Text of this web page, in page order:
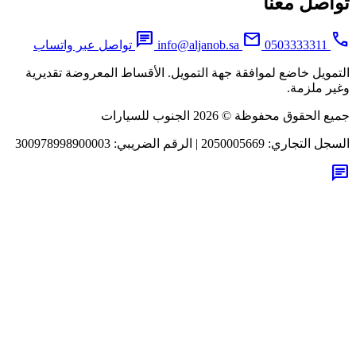
0503333311
mail
info@aljanob.sa
chatتواصل عبر واتساب
خاضع لموافقة جهة التمويل. الأقساط المعروضة تقديرية
ملزمة.
محفوظة © 2026 الجنوب للسيارات
التجاري:2050005669
| الرقم الضريبي: 300978998900003